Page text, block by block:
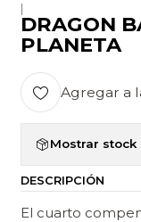
|
DRAGON
PLANETA
Agregar a
Mostrar
DESCRIPCIÓN
El cuarto